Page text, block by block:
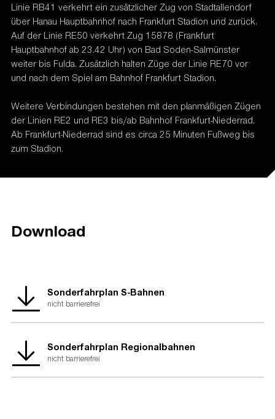
Linie RB41 verkehrt ein zusätzlicher Zug von Stadtallendorf
über Hanau Hauptbahnhof nach Frankfurt Stadion und zurück.
Auf der Linie RE50 verkehrt Zug 15878 (Frankfurt
Hauptbahnhof ab 23.42 Uhr) von Bad Soden-Salmünster
weiter bis Fulda. Zusätzlich halten Züge der Linie RE70 vor
und nach dem Spiel am Bahnhof Frankfurt Stadion.
Weitere Verbindungen bestehen mit den planmäßigen Zügen
der Linien RE2 und RE3 bis/ab Bahnhof Frankfurt-Niederrad.
Ab Frankfurt-Niederrad sind es circa 25 Minuten Fußweg bis
zum Stadion.
Download
Sonderfahrplan S-Bahnen
nicht barrierefrei
Sonderfahrplan Regionalbahnen
nicht barrierefrei